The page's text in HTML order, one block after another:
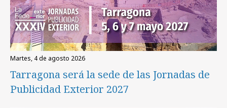
martes, 4 de agosto 2026
Tarragona será la sede de las Jornadas de
Publicidad Exterior 2027